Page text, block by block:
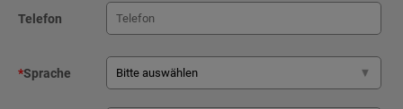
Telefon
*Sprache